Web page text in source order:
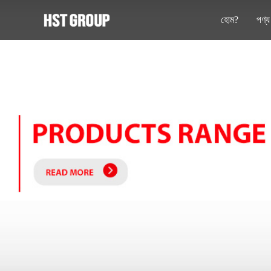
হোম? পণ্য